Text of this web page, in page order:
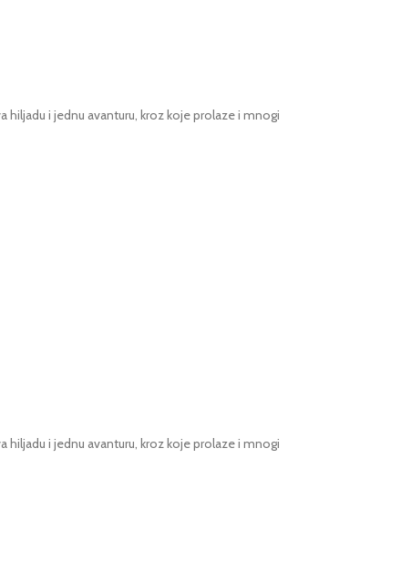
i jednu avanturu, kroz koje prolaze i mnogi
i jednu avanturu, kroz koje prolaze i mnogi